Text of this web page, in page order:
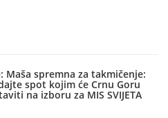
Maša spremna za takmičenje:
spot kojim će Crnu Goru
na izboru za MIS SVIJETA